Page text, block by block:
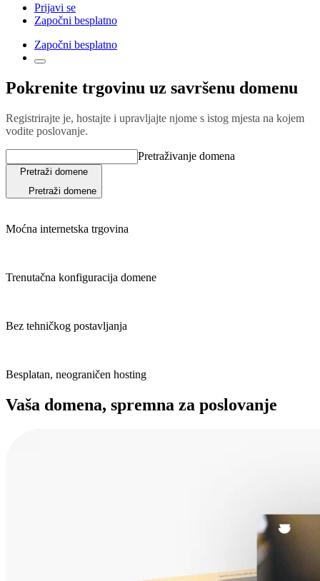
Prijavi se
Započni besplatno
Započni besplatno
Pokrenite trgovinu uz savršenu domenu
Registrirajte je, hostajte i upravljajte njome s istog mjesta na kojem
vodite poslovanje.
Pretraživanje domena
Pretraži domene
Pretraži domene
Moćna internetska trgovina
Trenutačna konfiguracija domene
Bez tehničkog postavljanja
Besplatan, neograničen hosting
Vaša domena, spremna za poslovanje